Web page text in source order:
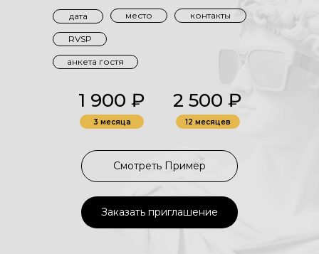
Заказать приглашение
Смотреть Пример
анкета гостя
RVSP
контакты
место
дата
1 900 ₽
3 месяца
2 500 ₽
12 месяцев